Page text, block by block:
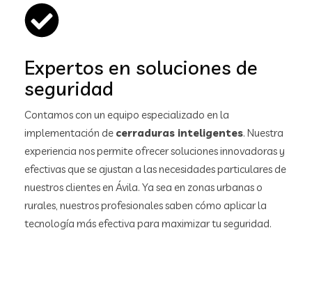
Expertos en soluciones de
seguridad
Contamos con un equipo especializado en la
implementación de cerraduras inteligentes. Nuestra
experiencia nos permite ofrecer soluciones innovadoras y
efectivas que se ajustan a las necesidades particulares de
nuestros clientes en Ávila. Ya sea en zonas urbanas o
rurales, nuestros profesionales saben cómo aplicar la
tecnología más efectiva para maximizar tu seguridad.